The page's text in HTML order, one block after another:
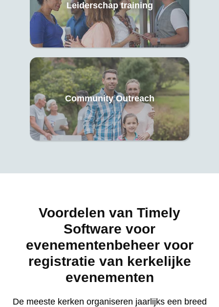
Leiderschap training
Community Outreach
Voordelen van Timely
Software voor
evenementenbeheer voor
registratie van kerkelijke
evenementen
De meeste kerken organiseren jaarlijks een breed